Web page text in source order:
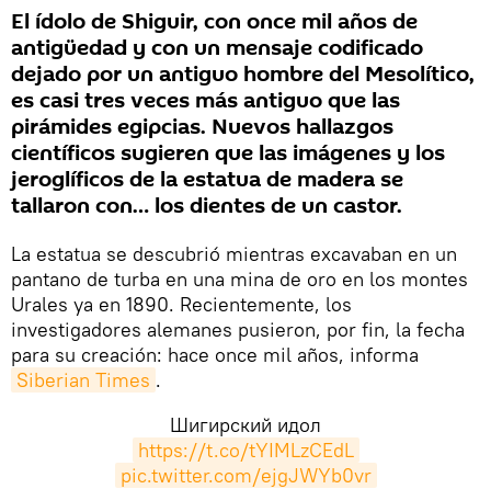
El ídolo de Shiguir, con once mil años de
antigüedad y con un mensaje codificado
dejado por un antiguo hombre del Mesolítico,
es casi tres veces más antiguo que las
pirámides egipcias. Nuevos hallazgos
científicos sugieren que las imágenes y los
jeroglíficos de la estatua de madera se
tallaron con… los dientes de un castor.
La estatua se descubrió mientras excavaban en un
pantano de turba en una mina de oro en los montes
Urales ya en 1890. Recientemente, los
investigadores alemanes pusieron, por fin, la fecha
para su creación: hace once mil años, informa
Siberian Times .
Шигирский идол
https://t.co/tYIMLzCEdL
pic.twitter.com/ejgJWYb0vr